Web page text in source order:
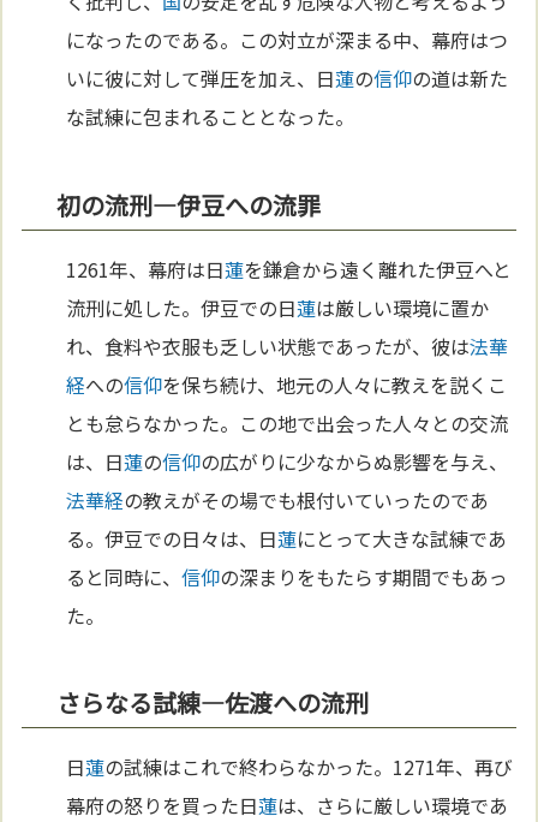
になったのである。この対立が深まる中、幕府はつ
いに彼に対して弾圧を加え、日蓮の信仰の道は新た
な試練に包まれることとなった。
初の流刑—伊豆への流罪
1261年、幕府は日蓮を鎌倉から遠く離れた伊豆へと
流刑に処した。伊豆での日蓮は厳しい環境に置か
れ、食料や衣服も乏しい状態であったが、彼は法華
経への信仰を保ち続け、地元の人々に教えを説くこ
とも怠らなかった。この地で出会った人々との交流
は、日蓮の信仰の広がりに少なからぬ影響を与え、
法華経の教えがその場でも根付いていったのであ
る。伊豆での日々は、日蓮にとって大きな試練であ
ると同時に、信仰の深まりをもたらす期間でもあっ
た。
さらなる試練—佐渡への流刑
日蓮の試練はこれで終わらなかった。1271年、再び
幕府の怒りを買った日蓮は、さらに厳しい環境であ